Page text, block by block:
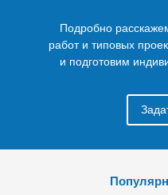
Подробно
работ и типовых
и подготовим